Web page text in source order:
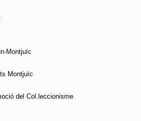
Montjuïc
Montjuïc
del Col.leccionisme